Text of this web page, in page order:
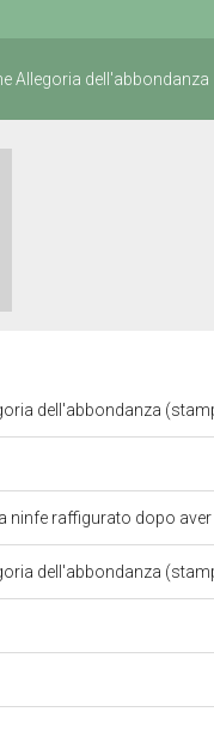
Allegoria dell'abbondanza
dell'abbondanza
ninfe raffigurato dopo
dell'abbondanza